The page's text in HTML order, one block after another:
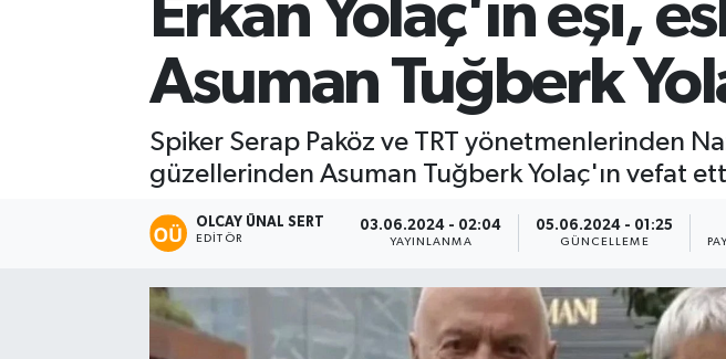
Erkan Yolaç'ın eşi,
Asuman Tuğberk
Spiker Serap Paköz ve TRT yönetmenlerinden
güzellerinden Asuman Tuğberk Yolaç'ın vefat
OLCAY ÜNAL SERT
EDITÖR
03.06.2024 - 02:04
YAYINLANMA
05.06.2024 - 01:25
GÜNCELLEME
Süper Lig Puan Durumu ve Fikstür
Tüm Manşetler
Son Dakika Haberleri